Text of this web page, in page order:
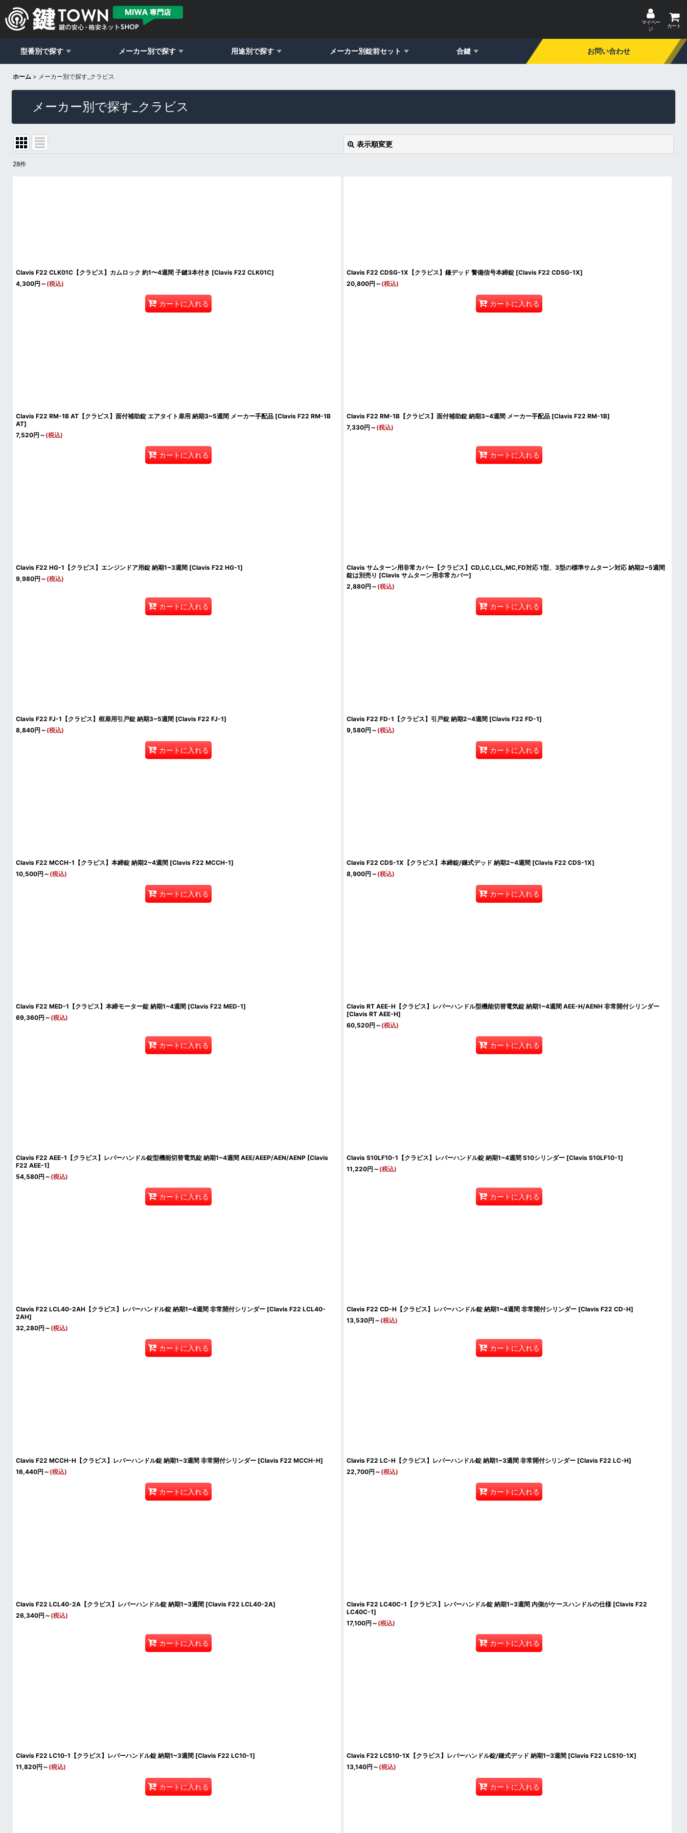
マイペー
ジ
カート
型番別で探す メーカー別で探す 用途別で探す メーカー別錠前セット 合鍵 お問い合わせ
ホーム > メーカー別で探す_クラビス
メーカー別で探す_クラビス
表示順変更
28件
Clavis F22 CLK01C【クラビス】カムロック 約1〜4週間 子鍵3本付き [Clavis F22 CLK01C]
4,300円 ～ (税込)
カートに入れる
Clavis F22 CDSG-1X【クラビス】鎌デッド 警備信号本締錠 [Clavis F22 CDSG-1X]
20,800円 ～ (税込)
カートに入れる
Clavis F22 RM-1B AT【クラビス】面付補助錠 エアタイト扉用 納期3~5週間 メーカー手配品 [Clavis F22 RM-1B
AT]
7,520円 ～ (税込)
カートに入れる
Clavis F22 RM-1B【クラビス】面付補助錠 納期3~4週間 メーカー手配品 [Clavis F22 RM-1B]
7,330円 ～ (税込)
カートに入れる
Clavis F22 HG-1【クラビス】エンジンドア用錠 納期1~3週間 [Clavis F22 HG-1]
9,980円 ～ (税込)
カートに入れる
Clavis サムターン用非常カバー【クラビス】CD,LC,LCL,MC,FD対応 1型、3型の標準サムターン対応 納期2~5週間
錠は別売り [Clavis サムターン用非常カバー]
2,880円 ～ (税込)
カートに入れる
Clavis F22 FJ-1【クラビス】框扉用引戸錠 納期3~5週間 [Clavis F22 FJ-1]
8,840円 ～ (税込)
カートに入れる
Clavis F22 FD-1【クラビス】引戸錠 納期2~4週間 [Clavis F22 FD-1]
9,580円 ～ (税込)
カートに入れる
Clavis F22 MCCH-1【クラビス】本締錠 納期2~4週間 [Clavis F22 MCCH-1]
10,500円 ～ (税込)
カートに入れる
Clavis F22 CDS-1X【クラビス】本締錠/鎌式デッド 納期2~4週間 [Clavis F22 CDS-1X]
8,900円 ～ (税込)
カートに入れる
Clavis F22 MED-1【クラビス】本締モーター錠 納期1~4週間 [Clavis F22 MED-1]
69,360円 ～ (税込)
カートに入れる
Clavis RT AEE-H【クラビス】レバーハンドル型機能切替電気錠 納期1~4週間 AEE-H/AENH 非常開付シリンダー
[Clavis RT AEE-H]
60,520円 ～ (税込)
カートに入れる
Clavis F22 AEE-1【クラビス】レバーハンドル錠型機能切替電気錠 納期1~4週間 AEE/AEEP/AEN/AENP [Clavis
F22 AEE-1]
54,580円 ～ (税込)
カートに入れる
Clavis S10LF10-1【クラビス】レバーハンドル錠 納期1~4週間 S10シリンダー [Clavis S10LF10-1]
11,220円 ～ (税込)
カートに入れる
Clavis F22 LCL40-2AH【クラビス】レバーハンドル錠 納期1~4週間 非常開付シリンダー [Clavis F22 LCL40-
2AH]
32,280円 ～ (税込)
カートに入れる
Clavis F22 CD-H【クラビス】レバーハンドル錠 納期1~4週間 非常開付シリンダー [Clavis F22 CD-H]
13,530円 ～ (税込)
カートに入れる
Clavis F22 MCCH-H【クラビス】レバーハンドル錠 納期1~3週間 非常開付シリンダー [Clavis F22 MCCH-H]
16,440円 ～ (税込)
カートに入れる
Clavis F22 LC-H【クラビス】レバーハンドル錠 納期1~3週間 非常開付シリンダー [Clavis F22 LC-H]
22,700円 ～ (税込)
カートに入れる
Clavis F22 LCL40-2A【クラビス】レバーハンドル錠 納期1~3週間 [Clavis F22 LCL40-2A]
26,340円 ～ (税込)
カートに入れる
Clavis F22 LC40C-1【クラビス】レバーハンドル錠 納期1~3週間 内側がケースハンドルの仕様 [Clavis F22
LC40C-1]
17,100円 ～ (税込)
カートに入れる
Clavis F22 LC10-1【クラビス】レバーハンドル錠 納期1~3週間 [Clavis F22 LC10-1]
11,820円 ～ (税込)
カートに入れる
Clavis F22 LCS10-1X【クラビス】レバーハンドル錠/鎌式デッド 納期1~3週間 [Clavis F22 LCS10-1X]
13,140円 ～ (税込)
カートに入れる